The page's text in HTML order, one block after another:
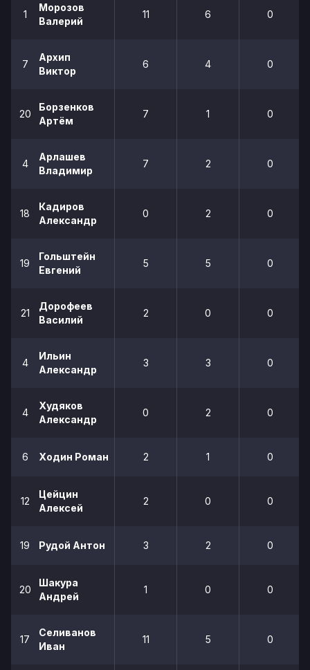
1
Морозов
Валерий
11 6 0
7
Архип
Виктор
6 4 0
20
Борзенков
Артём
7 1 0
4
Арлашев
Владимир
7 2 0
18
Кадиров
Александр
0 2 0
19
Гольштейн
Евгений
5 5 0
21
Дорофеев
Василий
2 0 0
4
Ильин
Александр
3 3 0
4
Худяков
Александр
0 2 0
6 Ходин Роман 2 1 0
12
Цейцин
Алексей
2 0 0
19 Рудой Антон 3 2 0
20
Шакура
Андрей
1 0 0
17
Селиванов
Иван
11 5 0